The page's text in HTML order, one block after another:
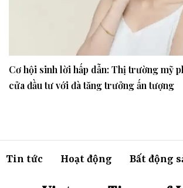
Cơ hội sinh lời hấp dẫn: Thị trường mỹ
cửa đầu tư với đà tăng trưởng ấn tượng
Tin tức Hoạt động Bất động